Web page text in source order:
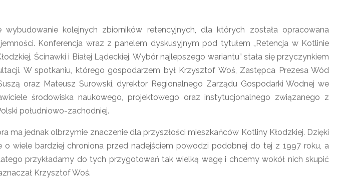
wybudowanie kolejnych zbiorników retencyjnych, dla których została opracowana
Konferencja wraz z panelem dyskusyjnym pod tytułem „Retencja w Kotlinie
Ścinawki i Białej Lądeckiej. Wybór najlepszego wariantu” stała się przyczynkiem
W spotkaniu, którego gospodarzem był Krzysztof Woś, Zastępca Prezesa Wód
oraz Mateusz Surowski, dyrektor Regionalnego Zarządu Gospodarki Wodnej we
środowiska naukowego, projektowego oraz instytucjonalnego związanego z
południowo-zachodniej.
ma jednak olbrzymie znaczenie dla przyszłości mieszkańców Kotliny Kłodzkiej. Dzięki
wiele bardziej chroniona przed nadejściem powodzi podobnej do tej z 1997 roku, a
przykładamy do tych przygotowań tak wielką wagę i chcemy wokół nich skupić
Krzysztof Woś.